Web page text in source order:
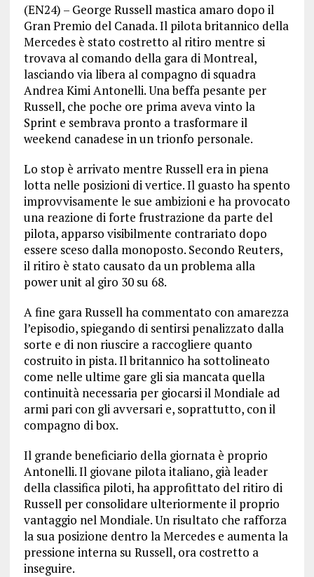
(EN24) – George Russell mastica amaro dopo il
Gran Premio del Canada. Il pilota britannico della
Mercedes è stato costretto al ritiro mentre si
trovava al comando della gara di Montreal,
lasciando via libera al compagno di squadra
Andrea Kimi Antonelli. Una beffa pesante per
Russell, che poche ore prima aveva vinto la
Sprint e sembrava pronto a trasformare il
weekend canadese in un trionfo personale.
Lo stop è arrivato mentre Russell era in piena
lotta nelle posizioni di vertice. Il guasto ha spento
improvvisamente le sue ambizioni e ha provocato
una reazione di forte frustrazione da parte del
pilota, apparso visibilmente contrariato dopo
essere sceso dalla monoposto. Secondo Reuters,
il ritiro è stato causato da un problema alla
power unit al giro 30 su 68.
A fine gara Russell ha commentato con amarezza
l’episodio, spiegando di sentirsi penalizzato dalla
sorte e di non riuscire a raccogliere quanto
costruito in pista. Il britannico ha sottolineato
come nelle ultime gare gli sia mancata quella
continuità necessaria per giocarsi il Mondiale ad
armi pari con gli avversari e, soprattutto, con il
compagno di box.
Il grande beneficiario della giornata è proprio
Antonelli. Il giovane pilota italiano, già leader
della classifica piloti, ha approfittato del ritiro di
Russell per consolidare ulteriormente il proprio
vantaggio nel Mondiale. Un risultato che rafforza
la sua posizione dentro la Mercedes e aumenta la
pressione interna su Russell, ora costretto a
inseguire.